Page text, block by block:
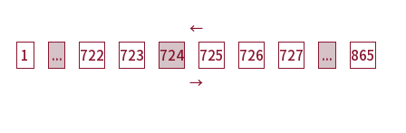
←
1
... 722 723 724 725 726 727 ...
865
→